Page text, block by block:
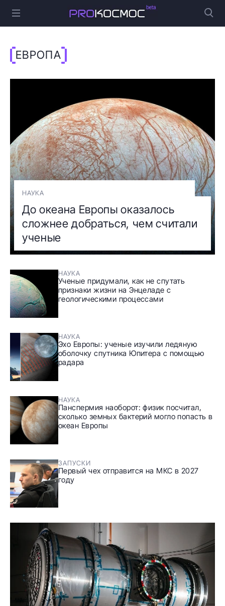
ЕВРОПА
НАУКА
До океана Европы оказалось
сложнее добраться, чем считали
ученые
НАУКА
Ученые придумали, как не спутать
признаки жизни на Энцеладе с
геологическими процессами
НАУКА
Эхо Европы: ученые изучили ледяную
оболочку спутника Юпитера с помощью
радара
НАУКА
Панспермия наоборот: физик посчитал,
сколько земных бактерий могло попасть в
океан Европы
ЗАПУСКИ
Первый чех отправится на МКС в 2027
году